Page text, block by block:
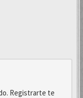
Registrarte te